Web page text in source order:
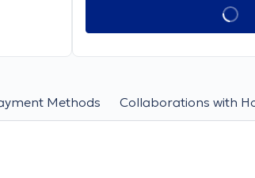
Methods Collaborations with